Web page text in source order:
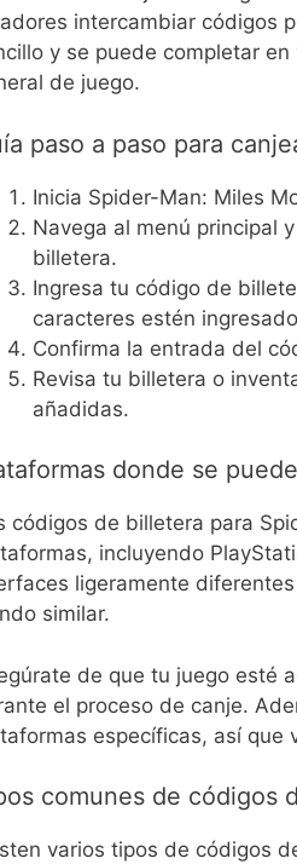
intercambiar códigos
y se puede completar
de juego.
paso a paso para
Inicia Spider-Man: Miles
Navega al menú principal
billetera.
Ingresa tu código de
caracteres estén
Confirma la entrada del
Revisa tu billetera o
añadidas.
donde se
códigos de billetera para
incluyendo
ligeramente
similar.
de que tu juego esté
el proceso de canje.
específicas, así que
comunes de códigos
varios tipos de códigos